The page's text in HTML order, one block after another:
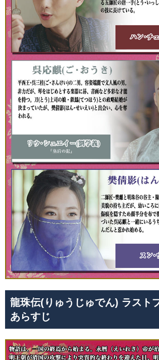
龍珠伝(りゅうじゅでん) ラスト
あらすじ